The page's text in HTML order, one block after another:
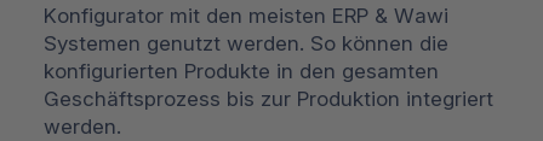
Konfigurator mit den meisten ERP & Wawi
Systemen genutzt werden. So können die
konfigurierten Produkte in den gesamten
Geschäftsprozess bis zur Produktion integriert
werden.